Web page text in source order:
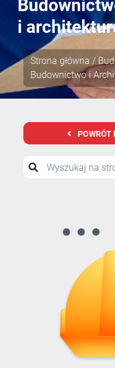
i
Strona główna /
Budownictwo i
POWRÓT